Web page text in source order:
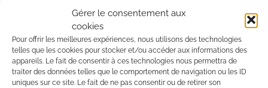
Gérer le consentement aux
cookies
Pour offrir les meilleures expériences, nous utilisons des technologies
telles que les cookies pour stocker et/ou accéder aux informations des
appareils. Le fait de consentir à ces technologies nous permettra de
traiter des données telles que le comportement de navigation ou les ID
uniques sur ce site. Le fait de ne pas consentir ou de retirer son
A noter que la liste des caractéristiques principales du
parc devant être précisées dans le contrat d'achat est
légèrement modifiée.